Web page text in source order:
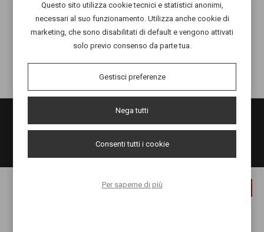
02 Luglio
DALLE 20:30
Questo sito utilizza cookie tecnici e statistici anonimi,
necessari al suo funzionamento. Utilizza anche cookie di
marketing, che sono disabilitati di default e vengono attivati
solo previo consenso da parte tua.
Gestisci preferenze
Nega tutti
Consenti tutti i cookie
Per saperne di più